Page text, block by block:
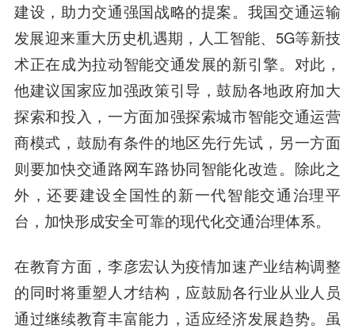
建设，助力交通强国战略的提案。我国交通运输
发展迎来重大历史机遇期，人工智能、5G等新技
术正在成为拉动智能交通发展的新引擎。对此，
他建议国家应加强政策引导，鼓励各地政府加大
探索和投入，一方面加强探索城市智能交通运营
商模式，鼓励有条件的地区先行先试，另一方面
则要加快交通路网车路协同智能化改造。除此之
外，还要建设全国性的新一代智能交通治理平
台，加快形成安全可靠的现代化交通治理体系。
在教育方面，李彦宏认为疫情加速产业结构调整
的同时将重塑人才结构，应鼓励各行业从业人员
通过继续教育丰富能力，适应经济发展趋势。虽